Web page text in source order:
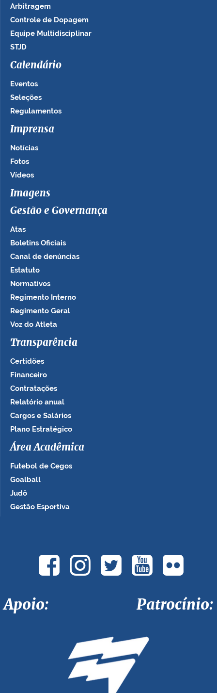
Arbitragem
Controle de Dopagem
Equipe Multidisciplinar
STJD
Calendário
Eventos
Seleções
Regulamentos
Imprensa
Notícias
Fotos
Vídeos
Imagens
Gestão e Governança
Atas
Boletins Oficiais
Canal de denúncias
Estatuto
Normativos
Regimento Interno
Regimento Geral
Voz do Atleta
Transparência
Certidões
Financeiro
Contratações
Relatório anual
Cargos e Salários
Plano Estratégico
Área Acadêmica
Futebol de Cegos
Goalball
Judô
Gestão Esportiva
Apoio: Patrocínio: